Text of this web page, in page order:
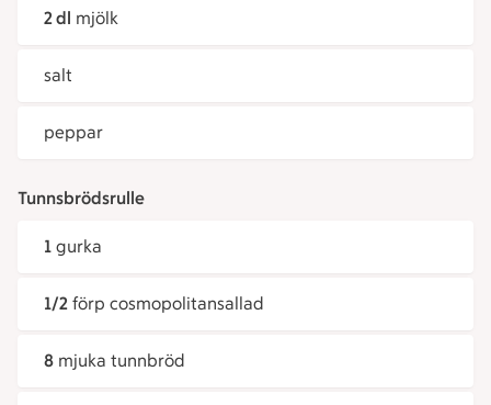
2 dl mjölk
salt
peppar
Tunnsbrödsrulle
1 gurka
1/2 förp cosmopolitansallad
8 mjuka tunnbröd